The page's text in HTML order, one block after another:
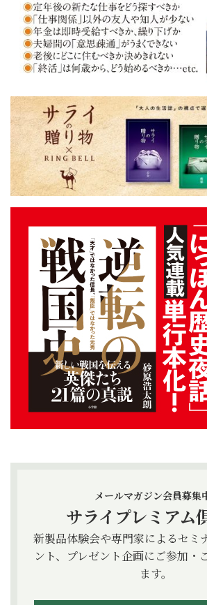
メールマガジン会員募集
サライプレミアム
新製品体験会や専門家によるセミ
ント、プレゼント企画にご参加・
ます。